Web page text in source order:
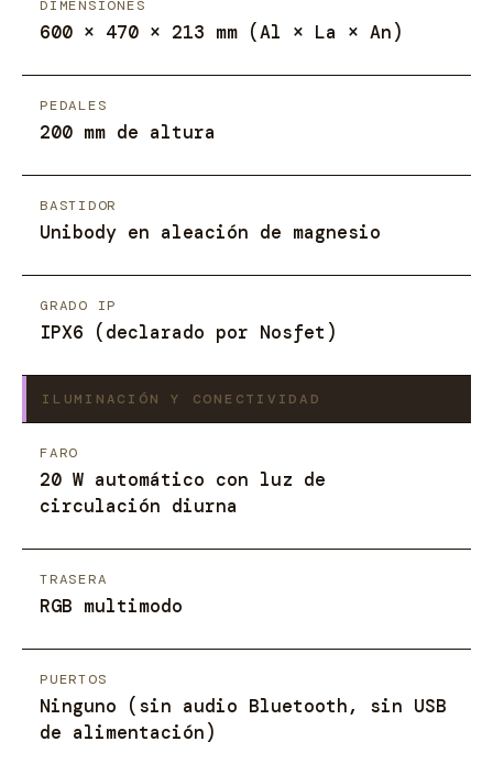
DIMENSIONES
600 × 470 × 213 mm (Al × La × An)
PEDALES
200 mm de altura
BASTIDOR
Unibody en aleación de magnesio
GRADO IP
IPX6 (declarado por Nosfet)
ILUMINACIÓN Y CONECTIVIDAD
FARO
20 W automático con luz de
circulación diurna
TRASERA
RGB multimodo
PUERTOS
Ninguno (sin audio Bluetooth, sin USB
de alimentación)